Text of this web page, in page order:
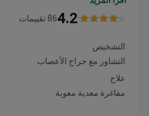
يقدم المستشفى برامج حزمة
وأيسلندا وإسبانيا وعمان إلى
4.286 تقييمات
التشخيص
التشاور مع جراح الأعصاب
علاج
مفاغرة معدية معوية